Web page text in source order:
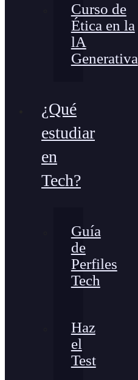
Curso de
Ética en la
lA
Generativa
¿Qué
estudiar
en
Tech?
Guía
de
Perfiles
Tech
Haz
el
Test